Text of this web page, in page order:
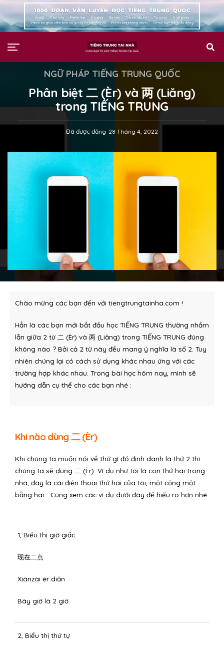
NGỮ PHÁP TIẾNG TRUNG QUỐC
Phân biệt 二 (Èr) và 两 (Liǎng)
trong TIẾNG TRUNG
Đã được đăng 28 Tháng 4, 2022
Chào mừng các bạn đến với tiengtrungtainha.com !
Hẳn là các bạn mới bắt đầu học TIẾNG TRUNG thường nhầm
lẫn giữa 2 từ 二 (Èr) và 两 (Liǎng) trong TIẾNG TRUNG đúng
không nào ? Bởi cả 2 từ này đều mang ý nghĩa là số 2. Tuy
nhiên chúng lại có cách sử dụng khác nhau ứng với các
trường hợp khác nhau. Trong bài học hôm nay, mình sẽ
hướng dẫn cụ thể cho các bạn nhé :
Khi nào dùng 二 (Èr)
Khi chúng ta muốn nói về thứ gì đó định danh là thứ 2 thì
chúng ta sẽ dùng 二 (Èr). Ví dụ như tôi là con thứ hai trong
nhà, đây là cái điện thoại thứ hai của tôi, một cộng một
bằng hai… Cùng xem các ví dụ dưới đây để hiểu rõ hơn nhé
:
1, Biểu thị giờ giấc
现在二点
Xiànzài èr diǎn
Bây giờ là 2 giờ
2, Biểu thị thứ tự